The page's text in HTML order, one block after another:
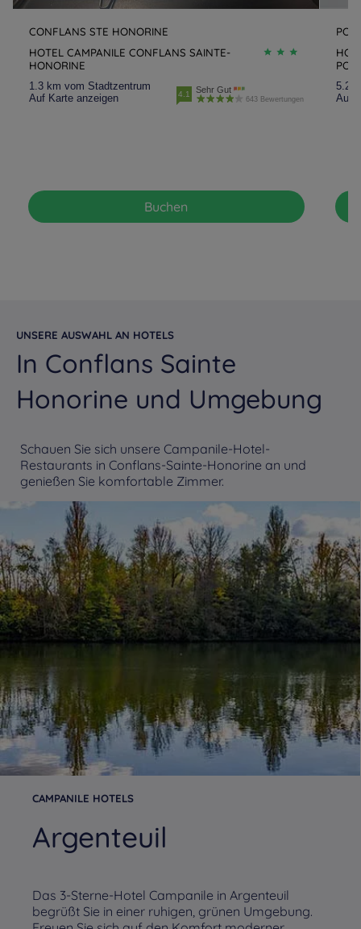
CONFLANS STE HONORINE
HOTEL CAMPANILE CONFLANS SAINTE-
HONORINE
1.3 km vom Stadtzentrum
Auf Karte anzeigen
4.1 Sehr Gut
643 Bewertungen
Buchen
5.2
Auf
UNSERE AUSWAHL AN HOTELS
In Conflans Sainte
Honorine und Umgebung
Schauen Sie sich unsere Campanile-Hotel-
Restaurants in Conflans-Sainte-Honorine an und
genießen Sie komfortable Zimmer.
CAMPANILE HOTELS
Argenteuil
Das 3-Sterne-Hotel Campanile in Argenteuil
begrüßt Sie in einer ruhigen, grünen Umgebung.